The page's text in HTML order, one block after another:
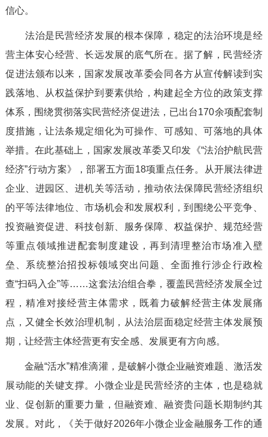
信心。
法治是民营经济发展的根本保障，稳定的法治环境是经
营主体安心经营、长远发展的底气所在。据了解，民营经济
促进法颁布以来，国家发展改革委会同各方从宣传解读到实
践落地、从权益保护到要素供给，构建起全方位的政策支撑
体系，围绕贯彻落实民营经济促进法，已出台170余项配套制
度措施，让法条规定细化为可操作、可感知、可落地的具体
举措。在此基础上，国家发展改革委又印发《“法治护航民营
经济”行动方案》，部署五方面18项重点任务。从开展法律进
企业、进园区、进机关等活动，推动依法保障民营经济组织
的平等法律地位、市场机会和发展权利，到围绕公平竞争、
投资融资促进、科技创新、服务保障、权益保护、规范经营
等重点领域推进配套制度建设，再到清理整治市场准入壁
垒、系统整治招投标领域突出问题、全面推行涉企行政检
查“扫码入企”等……这套法治组合拳，覆盖民营经济发展全过
程，精准对接经营主体需求，既着力破解经营主体发展痛
点，又健全长效治理机制，从法治层面稳定经营主体发展预
期，让经营主体经营更有安全感、发展更有方向感。
金融“活水”精准滴灌，是破解小微企业融资难题、激活发
展动能的关键支撑。小微企业是民营经济的主体，也是稳就
业、促创新的重要力量，但融资难、融资贵问题长期制约其
发展。对此，《关于做好2026年小微企业金融服务工作的通